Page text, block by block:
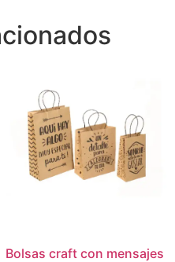
Bolsas craft con mensajes